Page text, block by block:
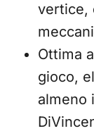
vertice,
Ottima
gioco,
almeno